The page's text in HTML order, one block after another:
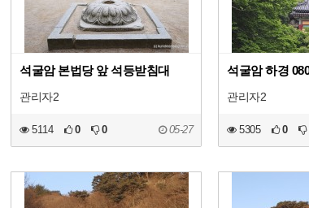
석굴암 본법당 앞 석등받침대
관리자2
5114 0 0 05-27
석굴암 하경
관리자2
5305 0